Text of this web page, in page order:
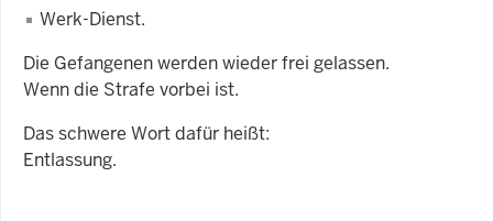
Werk-Dienst.
Die Gefangenen werden wieder frei gelassen.
Wenn die Strafe vorbei ist.
Das schwere Wort dafür heißt:
Entlassung.